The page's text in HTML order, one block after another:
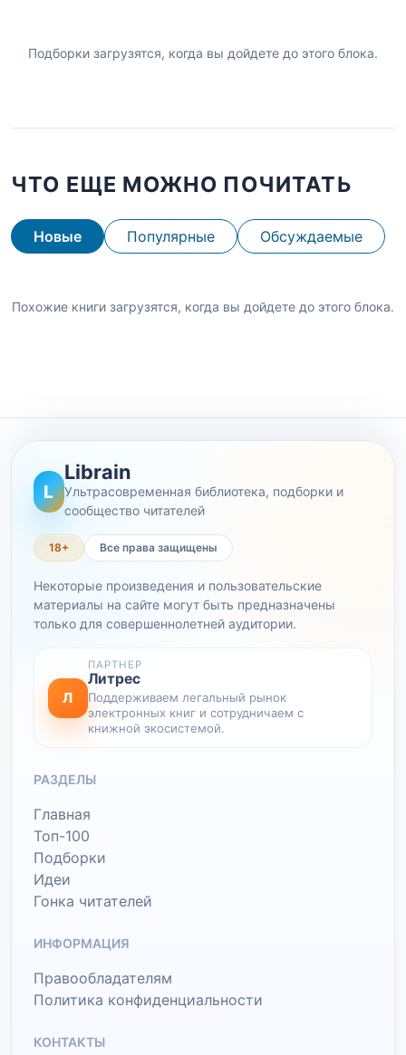
Подборки загрузятся, когда вы дойдете до этого блока.
ЧТО ЕЩЕ МОЖНО ПОЧИТАТЬ
Новые Популярные Обсуждаемые
Похожие книги загрузятся, когда вы дойдете до этого блока.
L
Librain
Ультрасовременная библиотека, подборки и
сообщество читателей
18+ Все права защищены
Некоторые произведения и пользовательские
материалы на сайте могут быть предназначены
только для совершеннолетней аудитории.
Л
ПАРТНЕР
Литрес
Поддерживаем легальный рынок
электронных книг и сотрудничаем с
книжной экосистемой.
РАЗДЕЛЫ
Главная
Топ-100
Подборки
Идеи
Гонка читателей
ИНФОРМАЦИЯ
Правообладателям
Политика конфиденциальности
КОНТАКТЫ